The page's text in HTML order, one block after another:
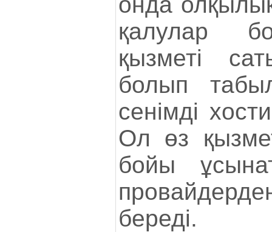
қалулар
қызметі
болып
сенімді
Ол өз
бойы
береді.